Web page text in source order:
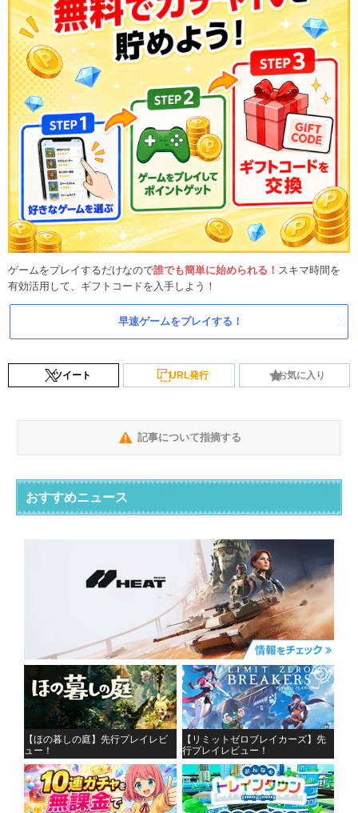
ゲームをプレイするだけなので誰でも簡単に始められる！ スキマ時間を
有効活用して、ギフトコードを入手しよう！
早速ゲームをプレイする！
ツイート URL発行 お気に入り
記事について指摘する
おすすめニュース
【ほの暮しの庭】先行プレイレビ
ュー！
【リミットゼロブレイカーズ】先
行プレイレビュー！